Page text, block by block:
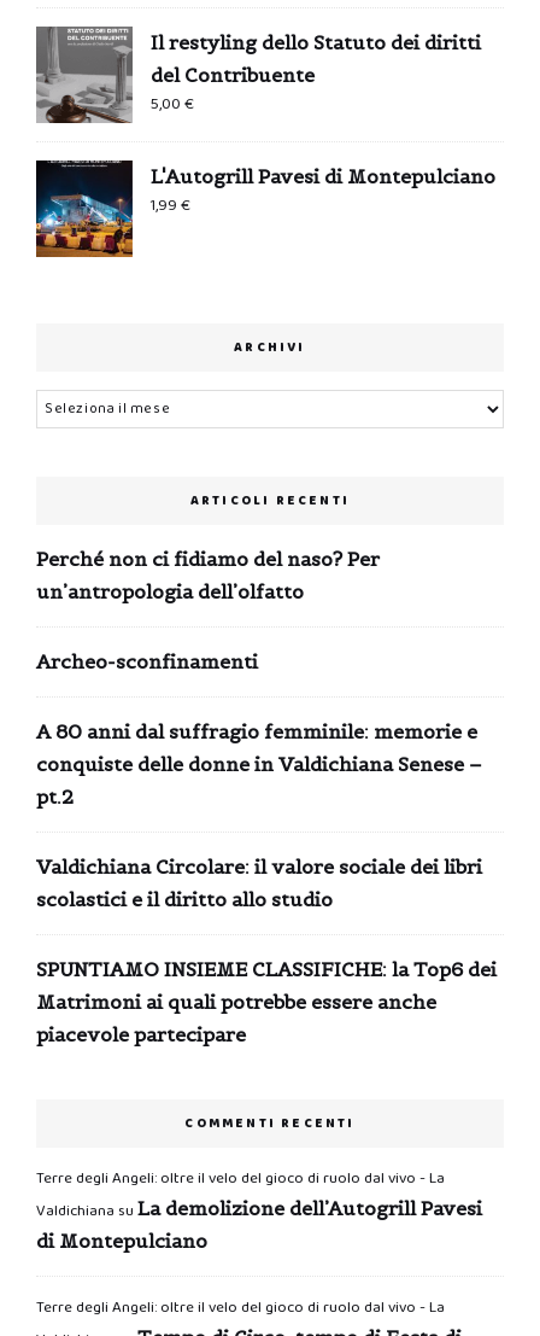
Il restyling dello Statuto dei diritti
del Contribuente
5,00€
L'Autogrill Pavesi di Montepulciano
1,99€
ARCHIVI
Archivi
ARTICOLI RECENTI
Perché non ci fidiamo del naso? Per
un’antropologia dell’olfatto
Archeo-sconfinamenti
A 80 anni dal suffragio femminile: memorie e
conquiste delle donne in Valdichiana Senese –
pt.2
Valdichiana Circolare: il valore sociale dei libri
scolastici e il diritto allo studio
SPUNTIAMO INSIEME CLASSIFICHE: la Top6 dei
Matrimoni ai quali potrebbe essere anche
piacevole partecipare
COMMENTI RECENTI
Terre degli Angeli: oltre il velo del gioco di ruolo dal vivo - La
Valdichiana su La demolizione dell’Autogrill Pavesi
di Montepulciano
Terre degli Angeli: oltre il velo del gioco di ruolo dal vivo - La